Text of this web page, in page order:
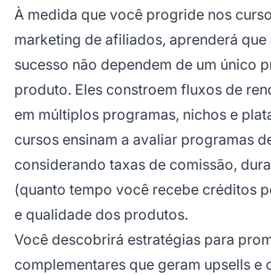
À medida que você progride nos
marketing de afiliados, aprenderá
sucesso não dependem de um único
produto. Eles constroem fluxos de
em múltiplos programas, nichos e
cursos ensinam a avaliar programas
considerando taxas de comissão,
(quanto tempo você recebe créditos
e qualidade dos produtos.
Você descobrirá estratégias para
complementares que geram upsells e